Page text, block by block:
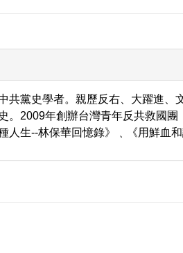
共黨史學者。親歷反右、大躍進、
。2009年創辦台灣青年反共救國
人生--林保華回憶錄》﹑《用鮮血